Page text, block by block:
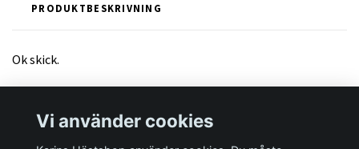
PRODUKTBESKRIVNING
Ok skick.
Vi använder cookies